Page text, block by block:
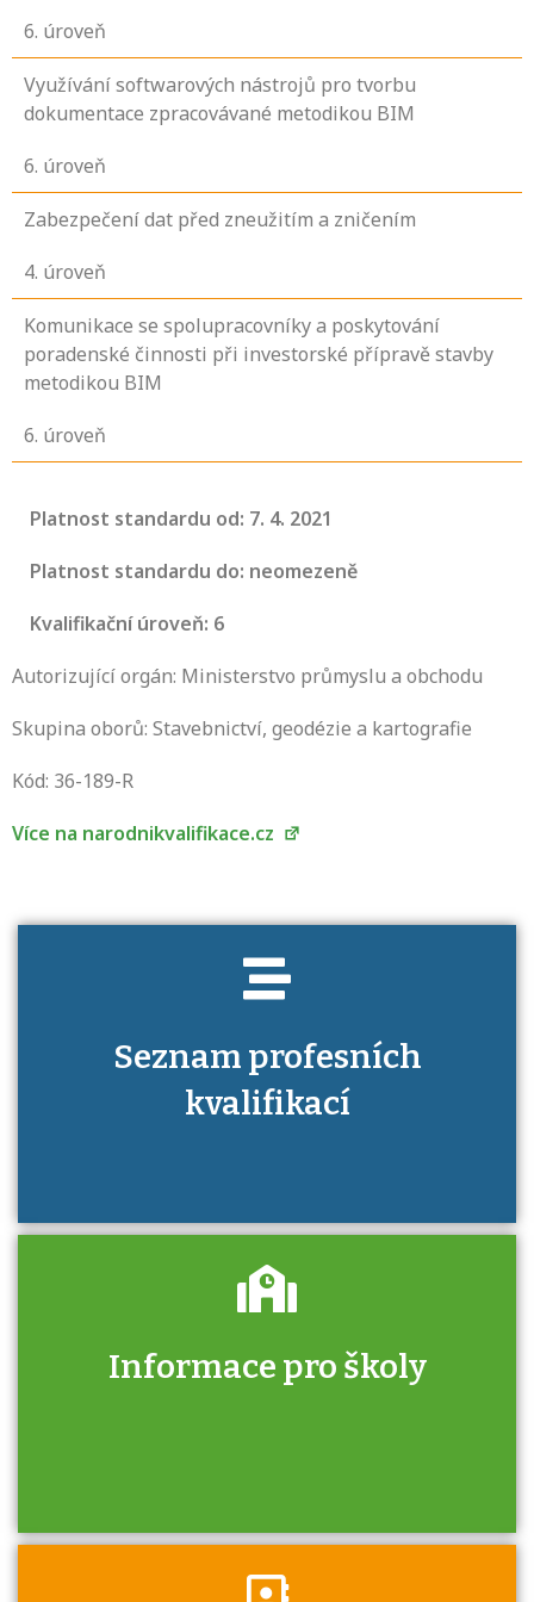
6. úroveň
Využívání softwarových nástrojů pro tvorbu
dokumentace zpracovávané metodikou BIM
6. úroveň
Zabezpečení dat před zneužitím a zničením
4. úroveň
Komunikace se spolupracovníky a poskytování
poradenské činnosti při investorské přípravě stavby
metodikou BIM
6. úroveň
Platnost standardu od: 7. 4. 2021
Platnost standardu do: neomezeně
Kvalifikační úroveň: 6
Autorizující orgán: Ministerstvo průmyslu a obchodu
Skupina oborů: Stavebnictví, geodézie a kartografie
Kód: 36-189-R
Více na narodnikvalifikace.cz
Seznam profesních
kvalifikací
Projděte si seznam profesních kvalifikací.
Víte, jaké dovednosti musíte pro danou
Informace pro školy
Zjistěte, jak se přihlásit ke zkoušce a kde